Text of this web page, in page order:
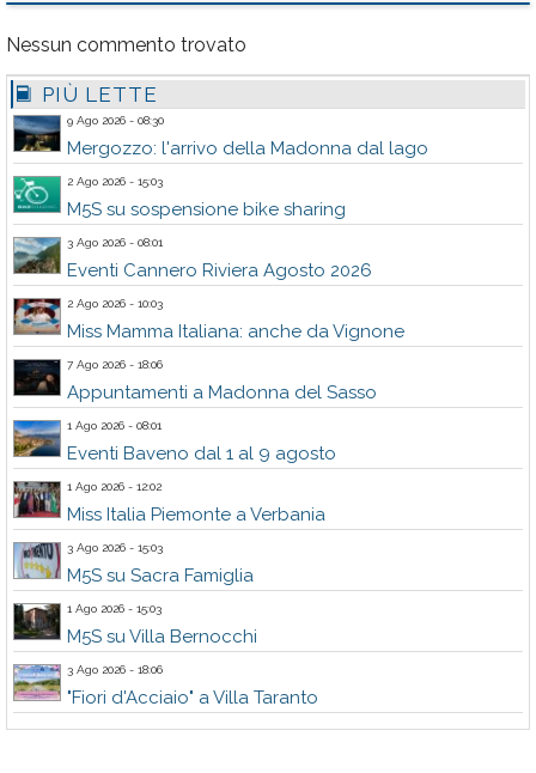
Nessun commento trovato
PIÙ LETTE
9 Ago 2026 - 08:30
Mergozzo: l'arrivo della Madonna dal lago
2 Ago 2026 - 15:03
M5S su sospensione bike sharing
3 Ago 2026 - 08:01
Eventi Cannero Riviera Agosto 2026
2 Ago 2026 - 10:03
Miss Mamma Italiana: anche da Vignone
7 Ago 2026 - 18:06
Appuntamenti a Madonna del Sasso
1 Ago 2026 - 08:01
Eventi Baveno dal 1 al 9 agosto
1 Ago 2026 - 12:02
Miss Italia Piemonte a Verbania
3 Ago 2026 - 15:03
M5S su Sacra Famiglia
1 Ago 2026 - 15:03
M5S su Villa Bernocchi
3 Ago 2026 - 18:06
"Fiori d'Acciaio" a Villa Taranto